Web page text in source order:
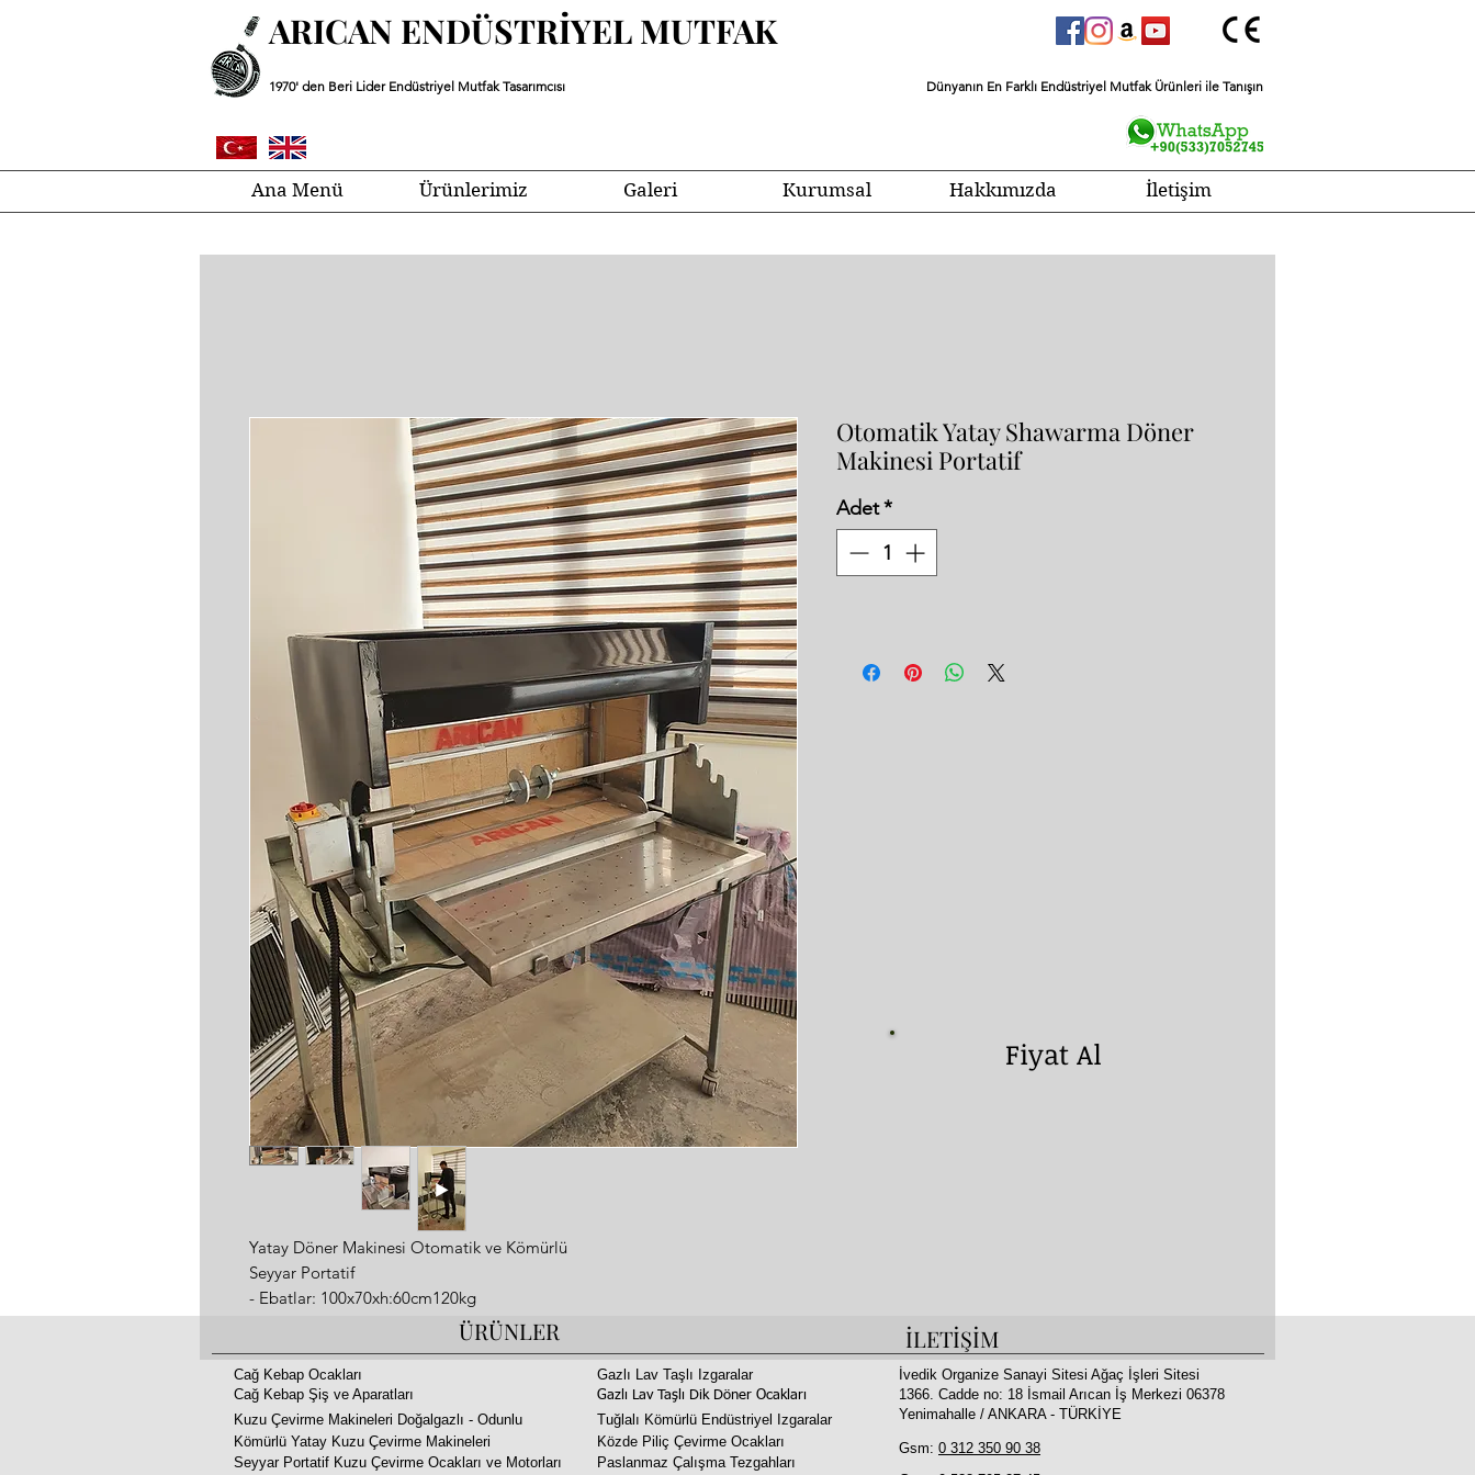
ARICAN ENDÜSTRİYEL MUTFAK
1970' den Beri Lider Endüstriyel Mutfak Tasarımcısı Dünyanın En Farklı Endüstriyel Mutfak Ürünleri ile Tanışın
Ana Menü Ürünlerimiz Galeri Kurumsal Hakkımızda İletişim
Yatay Döner Makinesi Otomatik ve Kömürlü
Seyyar Portatif
- Ebatlar: 100x70xh:60cm120kg
- Taşınabilir70 kg döner pişirme kapasitesi
- Malzeme: Siyah Sac ve Paslanmaz Çelik ve Ateş tuğlası ve Taşyünü
- Motor: 220v 60a Monofaze
İleri geri aşağı yukarı hareket ayarı (ileri geri manuel olarak yapılır çevirme
sistemi otomatiktir)
Otomatik Yatay Shawarma Döner
Makinesi Portatif
Adet*
Fiyat Al
ÜRÜNLER İLETİŞİM
Cağ Kebap Ocakları
Gazlı Lav Taşlı Izgaralar
Cağ Kebap Şiş ve Aparatları
Gazlı Lav Taşlı Dik Döner Ocakları
Tuğlalı Kömürlü Endüstriyel Izgaralar
Kuzu Çevirme Makineleri Doğalgazlı - Odunlu
İvedik Organize Sanayi Sitesi Ağaç İşleri Sitesi
1366. Cadde no: 18 İsmail Arıcan İş Merkezi 06378
Yenimahalle / ANKARA - TÜRKİYE
Kömürlü Yatay Kuzu Çevirme Makineleri
Közde Piliç Çevirme Ocakları
Seyyar Portatif Kuzu Çevirme Ocakları ve Motorları
Paslanmaz Çalışma Tezgahları
Gsm: 0 312 350 90 38